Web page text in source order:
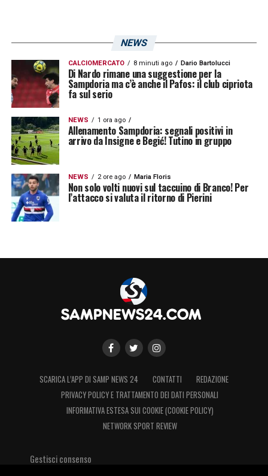
NEWS
CALCIOMERCATO 8 minuti ago Dario Bartolucci
Di Nardo rimane una suggestione per la
Sampdoria ma c’è anche il Pafos: il club cipriota
fa sul serio
NEWS 1 ora ago
Allenamento Sampdoria: segnali positivi in
arrivo da Insigne e Begić! Tutino in gruppo
NEWS 2 ore ago Maria Floris
Non solo volti nuovi sul taccuino di Branco! Per
l’attacco si valuta il ritorno di Pierini
SCARICA L’APP DI SAMP NEWS 24 CONTATTI
REDAZIONE
PRIVACY POLICY E TRATTAMENTO DEI DATI PERSONALI
INFORMATIVA ESTESA SUI COOKIE (COOKIE POLICY)
NETWORK SPORT REVIEW
Gestisci consenso